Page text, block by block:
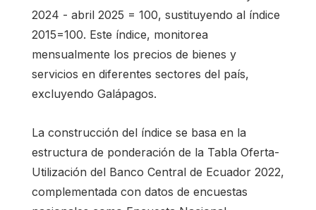
2024 - abril 2025 = 100, sustituyendo al índice
2015=100. Este índice, monitorea
mensualmente los precios de bienes y
servicios en diferentes sectores del país,
excluyendo Galápagos.
La construcción del índice se basa en la
estructura de ponderación de la Tabla Oferta-
Utilización del Banco Central de Ecuador 2022,
complementada con datos de encuestas